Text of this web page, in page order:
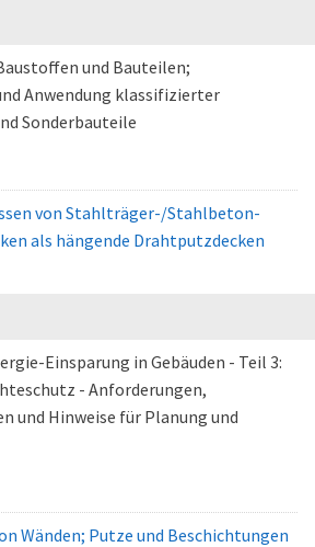
und Bauteilen;
Anwendung klassifizierter
Sonderbauteile
von Stahlträger-/Stahlbeton-
als hängende Drahtputzdecken
Einsparung in Gebäuden - Teil 3:
- Anforderungen,
und Hinweise für Planung und
Wänden; Putze und Beschichtungen